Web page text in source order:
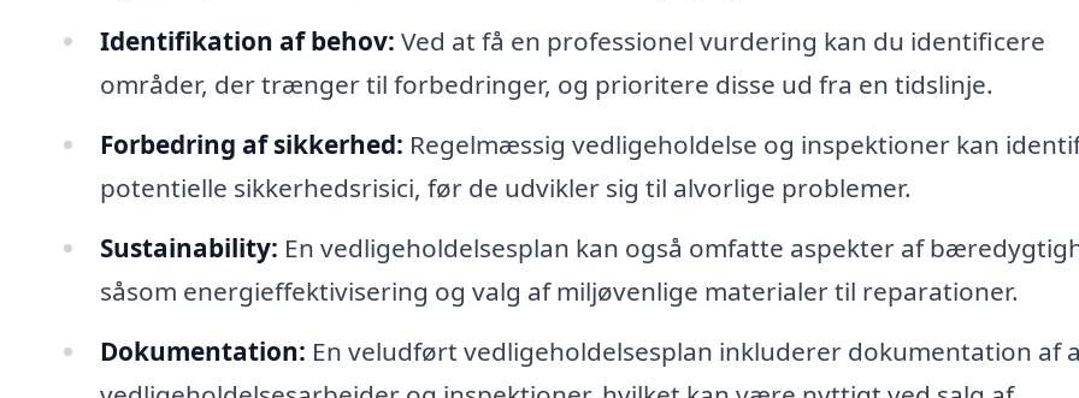
Identifikation af behov: Ved at få en professionel vurdering kan du identificere
områder, der trænger til forbedringer, og prioritere disse ud fra en tidslinje.
Forbedring af sikkerhed: Regelmæssig vedligeholdelse og inspektioner kan
potentielle sikkerhedsrisici, før de udvikler sig til alvorlige problemer.
Sustainability: En vedligeholdelsesplan kan også omfatte aspekter af
såsom energieffektivisering og valg af miljøvenlige materialer til reparationer.
Dokumentation: En veludført vedligeholdelsesplan inkluderer dokumentation af